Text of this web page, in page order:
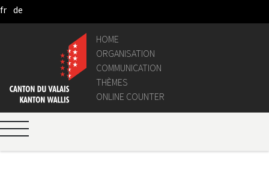
Skip to Main Content
fr de
HOME
ORGANISATION
COMMUNICATION
THÈMES
ONLINE COUNTER